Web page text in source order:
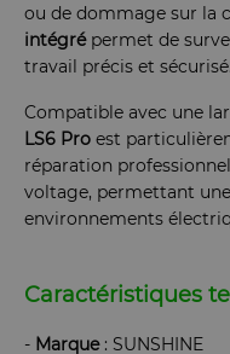
ou de dommage sur la
intégrépermet de
travail précis et sécurisé.
Compatible avec une
LS6 Pro est
réparation
voltage, permettant
environnements
Caractéristiques
- Marque: SUNSHINE